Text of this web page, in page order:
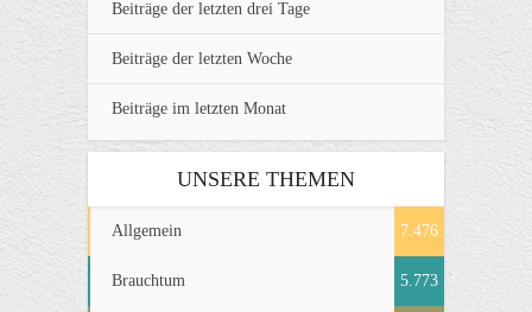
Beiträge der letzten drei Tage
Beiträge der letzten Woche
Beiträge im letzten Monat
UNSERE THEMEN
Allgemein 7.476
Brauchtum 5.773